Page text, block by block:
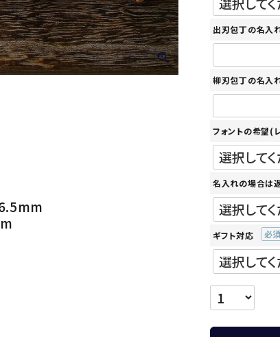
出刃包丁の名入
柳刃包丁の名入
フォントの希望(
名入れの場合は返
ギフト対応
(必
須)